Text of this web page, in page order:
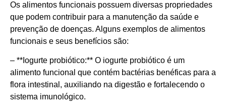
Os alimentos funcionais possuem diversas propriedades
que podem contribuir para a manutenção da saúde e
prevenção de doenças. Alguns exemplos de alimentos
funcionais e seus benefícios são:
– **Iogurte probiótico:** O iogurte probiótico é um
alimento funcional que contém bactérias benéficas para a
flora intestinal, auxiliando na digestão e fortalecendo o
sistema imunológico.